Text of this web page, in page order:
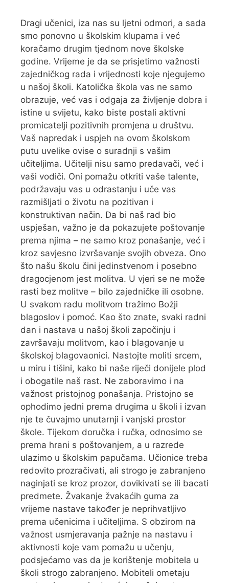
Dragi učenici, iza nas su ljetni odmori, a sada
smo ponovno u školskim klupama i već
koračamo drugim tjednom nove školske
godine. Vrijeme je da se prisjetimo važnosti
zajedničkog rada i vrijednosti koje njegujemo
u našoj školi. Katolička škola vas ne samo
obrazuje, već vas i odgaja za življenje dobra i
istine u svijetu, kako biste postali aktivni
promicatelji pozitivnih promjena u društvu.
Vaš napredak i uspjeh na ovom školskom
putu uvelike ovise o suradnji s vašim
učiteljima. Učitelji nisu samo predavači, već i
vaši vodiči. Oni pomažu otkriti vaše talente,
podržavaju vas u odrastanju i uče vas
razmišljati o životu na pozitivan i
konstruktivan način. Da bi naš rad bio
uspješan, važno je da pokazujete poštovanje
prema njima – ne samo kroz ponašanje, već i
kroz savjesno izvršavanje svojih obveza. Ono
što našu školu čini jedinstvenom i posebno
dragocjenom jest molitva. U vjeri se ne može
rasti bez molitve – bilo zajedničke ili osobne.
U svakom radu molitvom tražimo Božji
blagoslov i pomoć. Kao što znate, svaki radni
dan i nastava u našoj školi započinju i
završavaju molitvom, kao i blagovanje u
školskoj blagovaonici. Nastojte moliti srcem,
u miru i tišini, kako bi naše riječi donijele plod
i obogatile naš rast. Ne zaboravimo i na
važnost pristojnog ponašanja. Pristojno se
ophodimo jedni prema drugima u školi i izvan
nje te čuvajmo unutarnji i vanjski prostor
škole. Tijekom doručka i ručka, odnosimo se
prema hrani s poštovanjem, a u razrede
ulazimo u školskim papučama. Učionice treba
redovito prozračivati, ali strogo je zabranjeno
naginjati se kroz prozor, dovikivati se ili bacati
predmete. Žvakanje žvakaćih guma za
vrijeme nastave također je neprihvatljivo
prema učenicima i učiteljima. S obzirom na
važnost usmjeravanja pažnje na nastavu i
aktivnosti koje vam pomažu u učenju,
podsjećamo vas da je korištenje mobitela u
školi strogo zabranjeno. Mobiteli ometaju